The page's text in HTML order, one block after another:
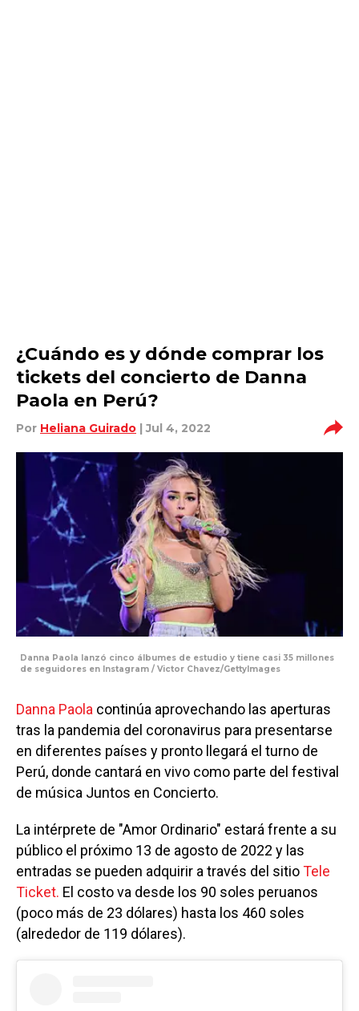
¿Cuándo es y dónde comprar los
tickets del concierto de Danna
Paola en Perú?
Por Heliana Guirado | Jul 4, 2022
Danna Paola lanzó cinco álbumes de estudio y tiene casi 35 millones
de seguidores en Instagram / Victor Chavez/GettyImages
Danna Paola continúa aprovechando las aperturas
tras la pandemia del coronavirus para presentarse
en diferentes países y pronto llegará el turno de
Perú, donde cantará en vivo como parte del festival
de música Juntos en Concierto.
La intérprete de "Amor Ordinario" estará frente a su
público el próximo 13 de agosto de 2022 y las
entradas se pueden adquirir a través del sitioTele
Ticket. El costo va desde los 90 soles peruanos
(poco más de 23 dólares) hasta los 460 soles
(alrededor de 119 dólares).